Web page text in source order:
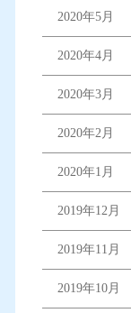
2020年5月
2020年4月
2020年3月
2020年2月
2020年1月
2019年12月
2019年11月
2019年10月